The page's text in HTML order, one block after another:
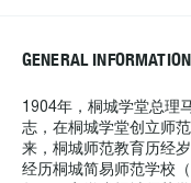
GENERAL
1904年，桐城学堂总理
志，在桐城学堂创立师
来，桐城师范教育历经
经历桐城简易师范学校